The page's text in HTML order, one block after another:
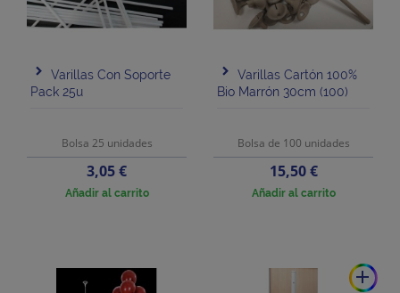
Varillas Con Soporte
Pack 25u
Bolsa 25 unidades
Precio
3,05 €
Añadir al carrito
Varillas Cartón 100%
Bio Marrón 30cm (100)
Bolsa de 100 unidades
Precio
15,50 €
Añadir al carrito
add